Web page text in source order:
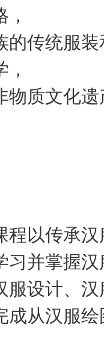
的传统服
物质文化
程以传承
习并掌握
服设计、
成从汉服